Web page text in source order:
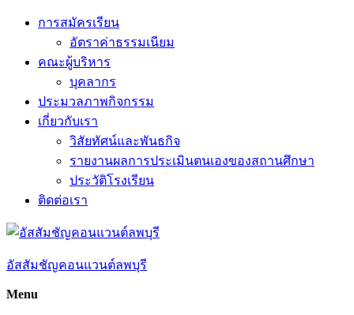
Skip
การสมัครเรียน
อัตราค่าธรรมเนียม
คณะผู้บริหาร
บุคลากร
ประมวลภาพกิจกรรม
เกี่ยวกับเรา
วิสัยทัศน์และพันธกิจ
รายงานผลการประเมินตนเองของสถานศึกษา
ประวัติโรงเรียน
ติดต่อเรา
อัสสัมชัญคอนแวนต์ลพบุรี
Menu